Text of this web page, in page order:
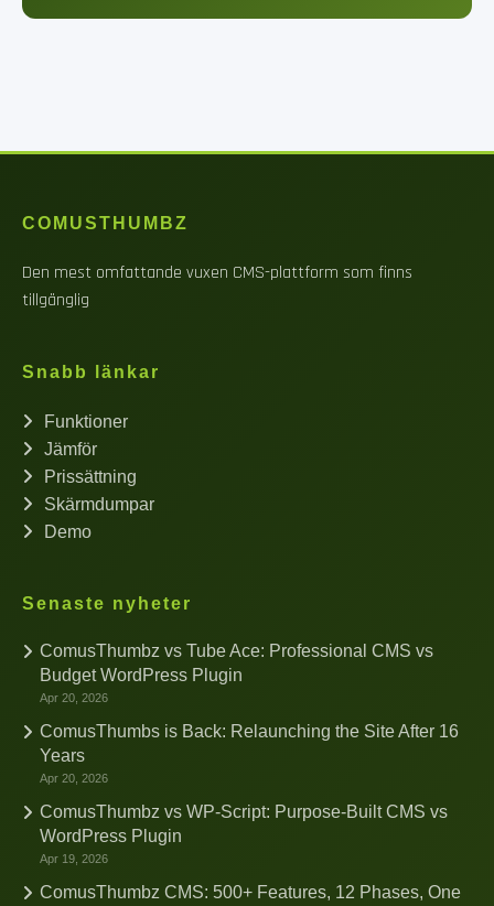
COMUSTHUMBZ
Den mest omfattande vuxen CMS-plattform som finns
tillgänglig
Snabb länkar
Funktioner
Jämför
Prissättning
Skärmdumpar
Demo
Senaste nyheter
ComusThumbz vs Tube Ace: Professional CMS vs
Budget WordPress Plugin
Apr 20, 2026
ComusThumbs is Back: Relaunching the Site After 16
Years
Apr 20, 2026
ComusThumbz vs WP-Script: Purpose-Built CMS vs
WordPress Plugin
Apr 19, 2026
ComusThumbz CMS: 500+ Features, 12 Phases, One